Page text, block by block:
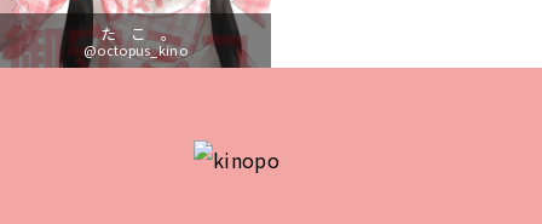
た こ 。
@octopus_kino